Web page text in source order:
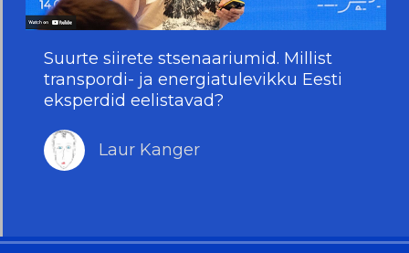
Suurte siirete stsenaariumid. Millist
transpordi- ja energiatulevikku Eesti
eksperdid eelistavad?
Laur Kanger